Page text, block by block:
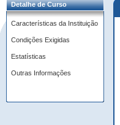
Detalhe de Curso
Características da Instituição
Condições Exigidas
Estatísticas
Outras Informações